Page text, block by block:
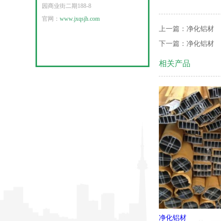
园商业街二期188-8
官网： www.jxqsjh.com
上一篇： 净化铝材
下一篇： 净化铝材
相关产品
净化铝材